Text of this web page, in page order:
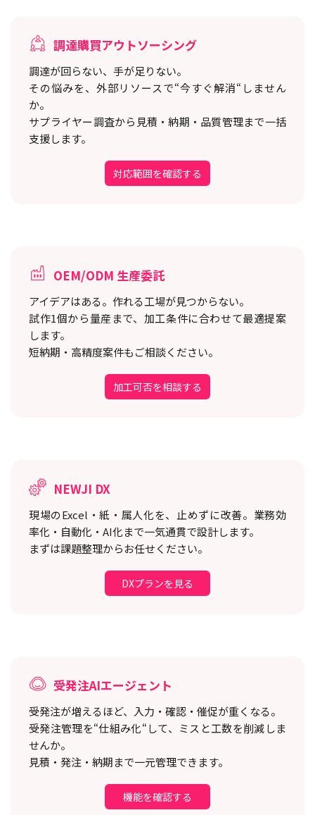
調達購買アウトソーシング
調達が回らない、手が足りない。
その悩みを、外部リソースで“今すぐ解消“しません
か。
サプライヤー調査から見積・納期・品質管理まで一括
支援します。
対応範囲を確認する
OEM/ODM 生産委託
アイデアはある。作れる工場が見つからない。
試作1個から量産まで、加工条件に合わせて最適提案
します。
短納期・高精度案件もご相談ください。
加工可否を相談する
NEWJI DX
現場のExcel・紙・属人化を、止めずに改善。 業務効
率化・自動化・AI化まで一気通貫で設計します。
まずは課題整理からお任せください。
DXプランを見る
受発注AIエージェント
受発注が増えるほど、入力・確認・催促が重くなる。
受発注管理を“仕組み化“して、ミスと工数を削減しま
せんか。
見積・発注・納期まで一元管理できます。
機能を確認する